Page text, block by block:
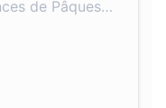
de Pâques…